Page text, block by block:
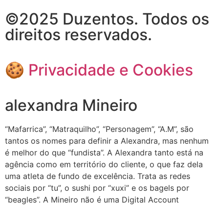
©2025 Duzentos. Todos os
direitos reservados.
🍪 Privacidade e Cookies
alexandra Mineiro
“Mafarrica”, “Matraquilho”, “Personagem”, “A.M”, são
tantos os nomes para definir a Alexandra, mas nenhum
é melhor do que “fundista”. A Alexandra tanto está na
agência como em território do cliente, o que faz dela
uma atleta de fundo de excelência. Trata as redes
sociais por “tu”, o sushi por “xuxi” e os bagels por
“beagles”. A Mineiro não é uma Digital Account